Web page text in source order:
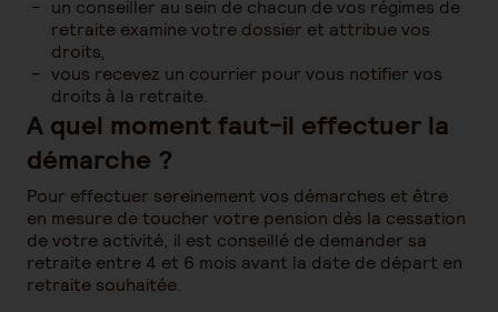
un conseiller au sein de chacun de vos régimes de
retraite examine votre dossier et attribue vos
droits,
vous recevez un courrier pour vous notifier vos
droits à la retraite.
A quel moment faut-il effectuer la
démarche ?
Pour effectuer sereinement vos démarches et être
en mesure de toucher votre pension dès la cessation
de votre activité, il est conseillé de demander sa
retraite entre 4 et 6 mois avant la date de départ en
retraite souhaitée.